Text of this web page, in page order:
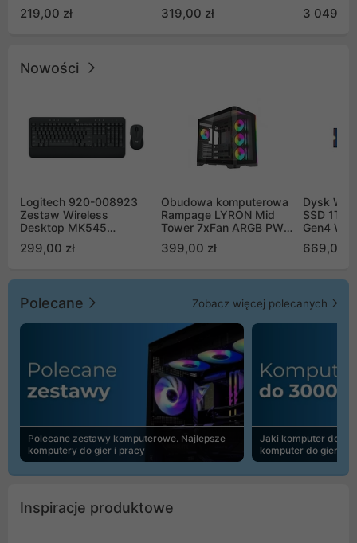
219,00 zł
Push Pull (2szt)
319,00 zł
GB2050S)
3 049,00
Nowości
Logitech 920-008923
Zestaw Wireless
Desktop MK545
299,00 zł
Obudowa komputerowa
Rampage LYRON Mid
Tower 7xFan ARGB PWM
399,00 zł
Dysk WD
SSD 1TB
Gen4
669,00
Polecane Zobacz więcej polecanych
Polecane zestawy komputerowe. Najlepsze
komputery do gier i pracy
Jaki komputer do
komputer do gier |
Inspiracje produktowe